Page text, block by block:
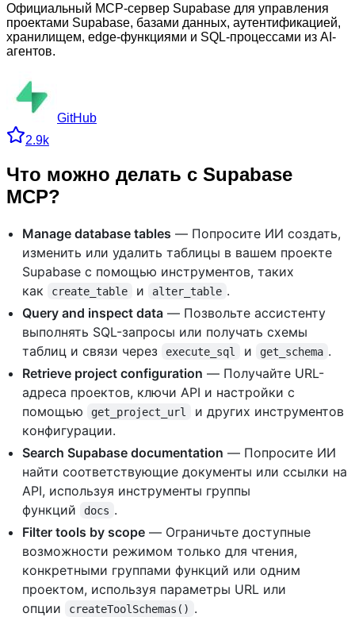
Официальный MCP-сервер Supabase для управления
проектами Supabase, базами данных, аутентификацией,
хранилищем, edge-функциями и SQL-процессами из AI-
агентов.
GitHub
2.9k
Что можно делать с Supabase
MCP?
Manage database tables — Попросите ИИ создать,
изменить или удалить таблицы в вашем проекте
Supabase с помощью инструментов, таких
как
create_table и alter_table .
Query and inspect data — Позвольте ассистенту
выполнять SQL-запросы или получать схемы
таблиц и связи через
execute_sql и get_schema .
Retrieve project configuration — Получайте URL-
адреса проектов, ключи API и настройки с
помощью
get_project_url
и других инструментов
конфигурации.
Search Supabase documentation — Попросите ИИ
найти соответствующие документы или ссылки на
API, используя инструменты группы
функций
docs .
Filter tools by scope — Ограничьте доступные
возможности режимом только для чтения,
конкретными группами функций или одним
проектом, используя параметры URL или
опции
createToolSchemas() .